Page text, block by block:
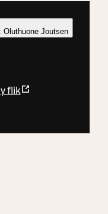
Oluthuone Joutsen
flik